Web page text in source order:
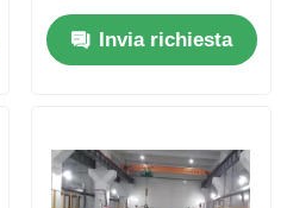
temperatura a 3000
gradi personalizzata
Invia richiesta